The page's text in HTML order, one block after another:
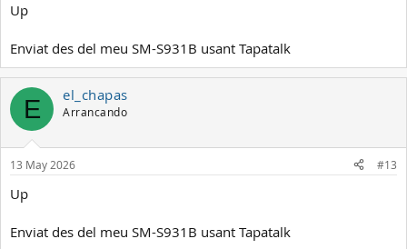
Up
Enviat des del meu SM-S931B usant Tapatalk
E el_chapas
Arrancando
13 May 2026 #13
Up
Enviat des del meu SM-S931B usant Tapatalk